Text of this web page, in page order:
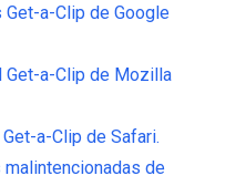
Get-a-Clip de Google
Get-a-Clip de Mozilla
a-Clip de Safari.
de